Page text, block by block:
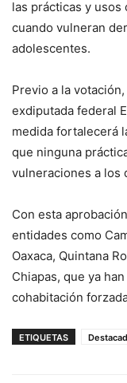
las prácticas y
cuando vulneran
adolescentes.
Previo a la
exdiputada federal
medida fortalecerá
que ninguna
vulneraciones a los
Con esta
entidades como
Oaxaca, Quintana
Chiapas, que ya
cohabitación
ETIQUETAS